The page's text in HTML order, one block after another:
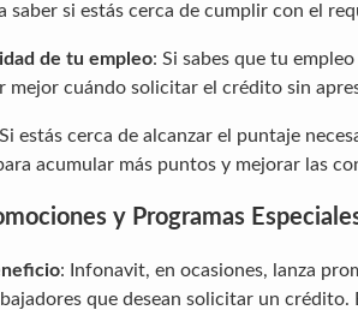
saber si estás cerca de cumplir con el
de tu empleo: Si sabes que tu
mejor cuándo solicitar el crédito sin
estás cerca de alcanzar el puntaje
acumular más puntos y mejorar las
y Programas
: Infonavit, en ocasiones, lanza
que desean solicitar un